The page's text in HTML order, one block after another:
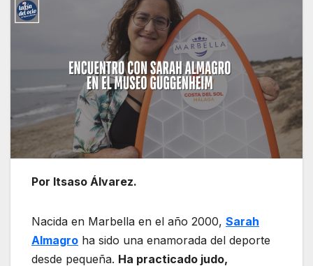
Por Itsaso Álvarez.
Nacida en Marbella en el año 2000, Sarah
Almagro ha sido una enamorada del deporte
desde pequeña. Ha practicado judo,